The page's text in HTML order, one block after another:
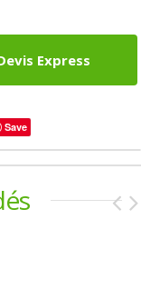
Express
Save